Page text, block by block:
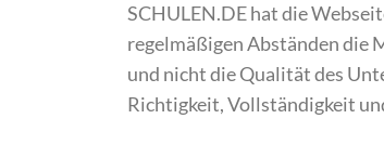
SCHULEN.DE hat die
regelmäßigen Abständen die
und nicht die Qualität des
Richtigkeit, Vollständigkeit